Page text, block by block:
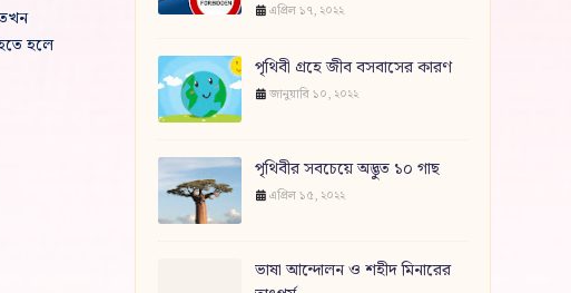
হলে
এপ্রিল ১৭, ২০২২
পৃথিবী গ্রহে জীব বসবাসের কারণ
জানুয়ারি ১০, ২০২২
পৃথিবীর সবচেয়ে অদ্ভুত ১০ গাছ
এপ্রিল ১৫, ২০২২
ভাষা আন্দোলন ও শহীদ মিনারের